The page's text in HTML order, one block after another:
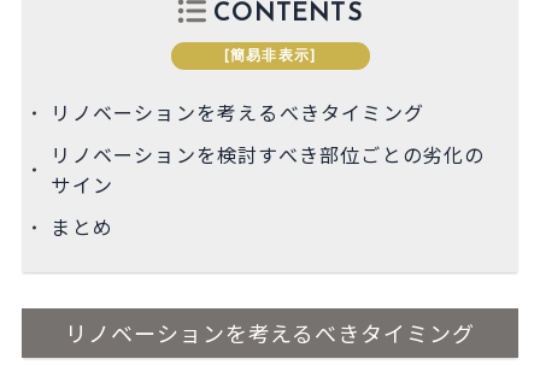
CONTENTS
簡易非表示
リノベーションを考えるべきタイミング
リノベーションを検討すべき部位ごとの劣化の
サイン
まとめ
リノベーションを考えるべきタイミング